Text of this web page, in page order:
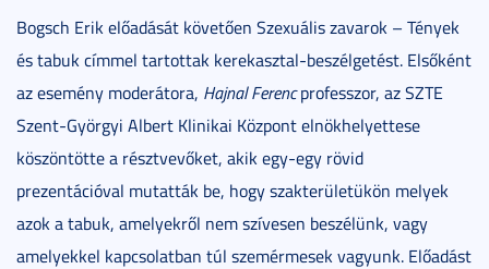
Bogsch Erik előadását követően Szexuális zavarok – Tények
és tabuk címmel tartottak kerekasztal-beszélgetést. Elsőként
az esemény moderátora, Hajnal Ferencprofesszor, az SZTE
Szent-Györgyi Albert Klinikai Központ elnökhelyettese
köszöntötte a résztvevőket, akik egy-egy rövid
prezentációval mutatták be, hogy szakterületükön melyek
azok a tabuk, amelyekről nem szívesen beszélünk, vagy
amelyekkel kapcsolatban túl szemérmesek vagyunk. Előadást